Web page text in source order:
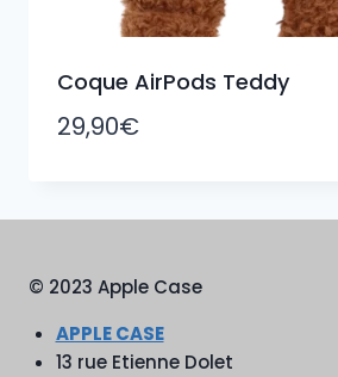
Coque AirPods Teddy
29,90€
© 2023 Apple Case
APPLE CASE
13 rue Etienne Dolet